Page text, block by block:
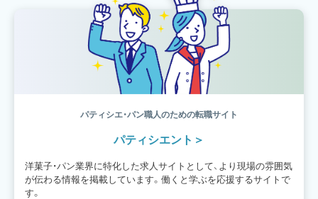
パティシエ・パン職人のための転職サイト
パティシエント
洋菓子・パン業界に特化した求人サイトとして、より現場の雰囲気
が伝わる情報を掲載しています。働くと学ぶを応援するサイトで
す。